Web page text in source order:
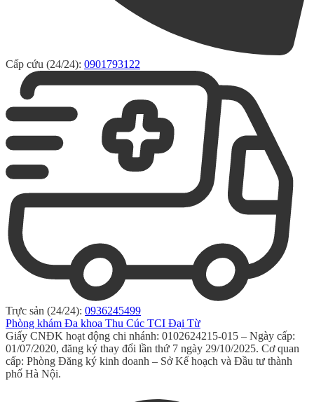
Cấp cứu (24/24): 0901793122
Trực sản (24/24): 0936245499
Phòng khám Đa khoa Thu Cúc TCI Đại Từ
Giấy CNĐK hoạt động chi nhánh: 0102624215-015 – Ngày cấp:
01/07/2020, đăng ký thay đổi lần thứ 7 ngày 29/10/2025. Cơ quan
cấp: Phòng Đăng ký kinh doanh – Sở Kế hoạch và Đầu tư thành
phố Hà Nội.